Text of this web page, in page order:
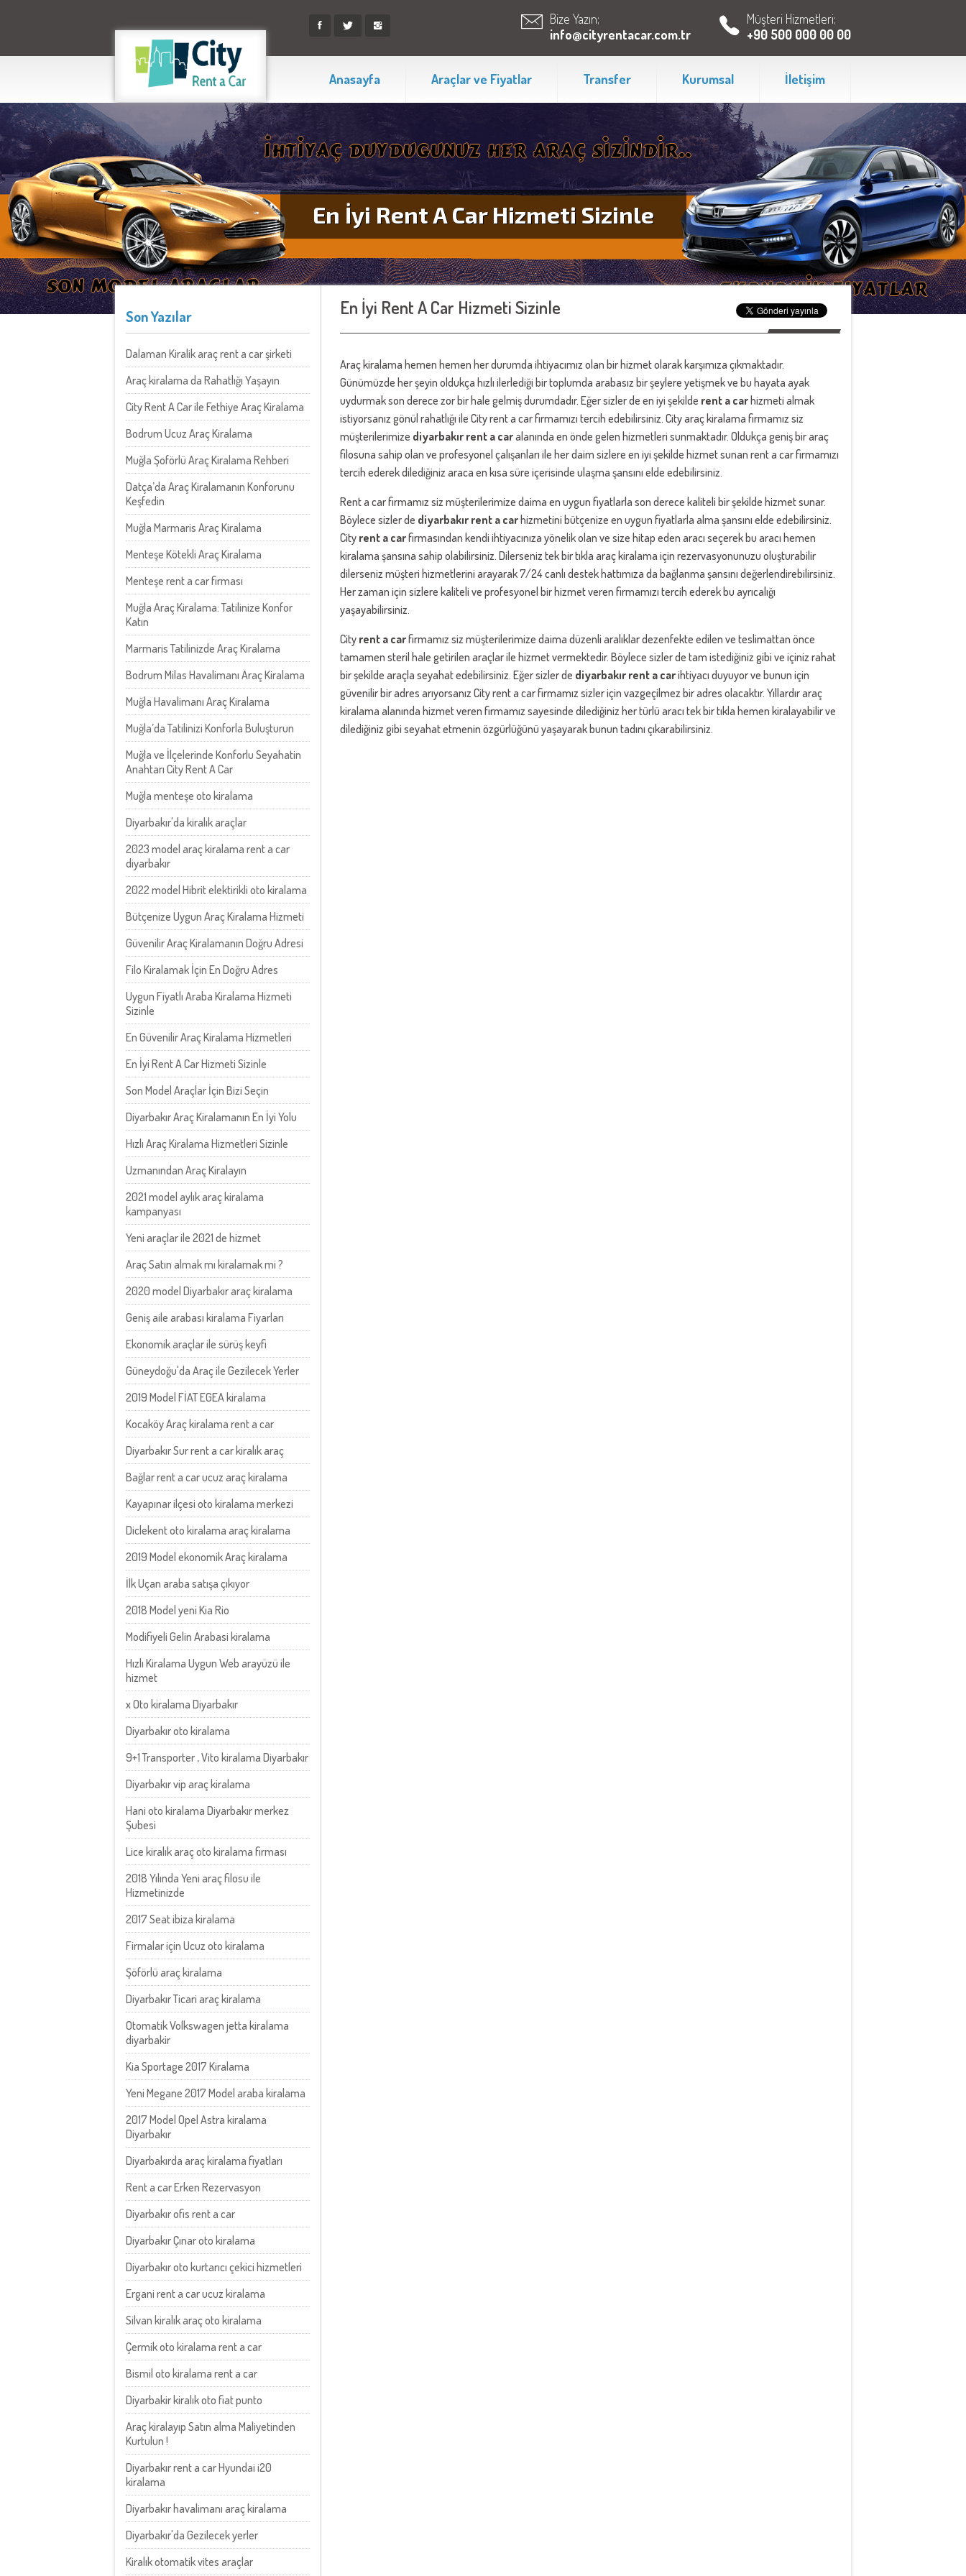
Bize Yazın;
info@cityrentacar.com.tr
Müşteri Hizmetleri;
+90 500 000 00 00
Anasayfa Araçlar ve Fiyatlar Transfer Kurumsal İletişim
En İyi Rent A Car Hizmeti Sizinle
En İyi Rent A Car Hizmeti Sizinle
Araç kiralama hemen hemen her durumda ihtiyacımız olan bir hizmet olarak karşımıza çıkmaktadır.
Günümüzde her şeyin oldukça hızlı ilerlediği bir toplumda arabasız bir şeylere yetişmek ve bu hayata ayak
uydurmak son derece zor bir hale gelmiş durumdadır. Eğer sizler de en iyi şekilde rent a carhizmeti almak
istiyorsanız gönül rahatlığı ile City rent a car firmamızı tercih edebilirsiniz. City araç kiralama firmamız siz
müşterilerimize diyarbakır rent a caralanında en önde gelen hizmetleri sunmaktadır. Oldukça geniş bir araç
filosuna sahip olan ve profesyonel çalışanları ile her daim sizlere en iyi şekilde hizmet sunan rent a car firmamızı
tercih ederek dilediğiniz araca en kısa süre içerisinde ulaşma şansını elde edebilirsiniz.
Rent a car firmamız siz müşterilerimize daima en uygun fiyatlarla son derece kaliteli bir şekilde hizmet sunar.
Böylece sizler de diyarbakır rent a carhizmetini bütçenize en uygun fiyatlarla alma şansını elde edebilirsiniz.
City rent a carfirmasından kendi ihtiyacınıza yönelik olan ve size hitap eden aracı seçerek bu aracı hemen
kiralama şansına sahip olabilirsiniz. Dilerseniz tek bir tıkla araç kiralama için rezervasyonunuzu oluşturabilir
dilerseniz müşteri hizmetlerini arayarak 7/24 canlı destek hattımıza da bağlanma şansını değerlendirebilirsiniz.
Her zaman için sizlere kaliteli ve profesyonel bir hizmet veren firmamızı tercih ederek bu ayrıcalığı
yaşayabilirsiniz.
City rent a carfirmamız siz müşterilerimize daima düzenli aralıklar dezenfekte edilen ve teslimattan önce
tamamen steril hale getirilen araçlar ile hizmet vermektedir. Böylece sizler de tam istediğiniz gibi ve içiniz rahat
bir şekilde araçla seyahat edebilirsiniz. Eğer sizler de diyarbakır rent a carihtiyacı duyuyor ve bunun için
güvenilir bir adres arıyorsanız City rent a car firmamız sizler için vazgeçilmez bir adres olacaktır. Yıllardır araç
kiralama alanında hizmet veren firmamız sayesinde dilediğiniz her türlü aracı tek bir tıkla hemen kiralayabilir ve
dilediğiniz gibi seyahat etmenin özgürlüğünü yaşayarak bunun tadını çıkarabilirsiniz.
Son Yazılar
Dalaman Kiralik araç rent a car şirketi
Araç kiralama da Rahatlığı Yaşayın
City Rent A Car ile Fethiye Araç Kiralama
Bodrum Ucuz Araç Kiralama
Muğla Şoförlü Araç Kiralama Rehberi
Datça’da Araç Kiralamanın Konforunu
Keşfedin
Muğla Marmaris Araç Kiralama
Menteşe Kötekli Araç Kiralama
Menteşe rent a car firması
Muğla Araç Kiralama: Tatilinize Konfor
Katın
Marmaris Tatilinizde Araç Kiralama
Bodrum Milas Havalimanı Araç Kiralama
Muğla Havalimanı Araç Kiralama
Muğla’da Tatilinizi Konforla Buluşturun
Muğla ve İlçelerinde Konforlu Seyahatin
Anahtarı City Rent A Car
Muğla menteşe oto kiralama
Diyarbakır'da kiralık araçlar
2023 model araç kiralama rent a car
diyarbakır
2022 model Hibrit elektirikli oto kiralama
Bütçenize Uygun Araç Kiralama Hizmeti
Güvenilir Araç Kiralamanın Doğru Adresi
Filo Kiralamak İçin En Doğru Adres
Uygun Fiyatlı Araba Kiralama Hizmeti
Sizinle
En Güvenilir Araç Kiralama Hizmetleri
En İyi Rent A Car Hizmeti Sizinle
Son Model Araçlar İçin Bizi Seçin
Diyarbakır Araç Kiralamanın En İyi Yolu
Hızlı Araç Kiralama Hizmetleri Sizinle
Uzmanından Araç Kiralayın
2021 model aylık araç kiralama
kampanyası
Yeni araçlar ile 2021 de hizmet
Araç Satın almak mı kiralamak mi ?
2020 model Diyarbakır araç kiralama
Geniş aile arabası kiralama Fiyarları
Ekonomik araçlar ile sürüş keyfi
Güneydoğu'da Araç ile Gezilecek Yerler
2019 Model FİAT EGEA kiralama
Kocaköy Araç kiralama rent a car
Diyarbakır Sur rent a car kiralık araç
Bağlar rent a car ucuz araç kiralama
Kayapınar ilçesi oto kiralama merkezi
Diclekent oto kiralama araç kiralama
2019 Model ekonomik Araç kiralama
İlk Uçan araba satışa çıkıyor
2018 Model yeni Kia Rio
Modifiyeli Gelin Arabasi kiralama
Hızlı Kiralama Uygun Web arayüzü ile
hizmet
x Oto kiralama Diyarbakır
Diyarbakır oto kiralama
9+1 Transporter , Vito kiralama Diyarbakır
Diyarbakır vip araç kiralama
Hani oto kiralama Diyarbakır merkez
Şubesi
Lice kiralık araç oto kiralama firması
2018 Yılında Yeni araç filosu ile
Hizmetinizde
2017 Seat ibiza kiralama
Firmalar için Ucuz oto kiralama
Şöförlü araç kiralama
Diyarbakır Ticari araç kiralama
Otomatik Volkswagen jetta kiralama
diyarbakir
Kia Sportage 2017 Kiralama
Yeni Megane 2017 Model araba kiralama
2017 Model Opel Astra kiralama
Diyarbakır
Diyarbakırda araç kiralama fiyatları
Rent a car Erken Rezervasyon
Diyarbakır ofis rent a car
Diyarbakır Çınar oto kiralama
Diyarbakır oto kurtarıcı çekici hizmetleri
Ergani rent a car ucuz kiralama
Silvan kiralık araç oto kiralama
Çermik oto kiralama rent a car
Bismil oto kiralama rent a car
Diyarbakir kiralık oto fiat punto
Araç kiralayıp Satın alma Maliyetinden
Kurtulun !
Diyarbakır rent a car Hyundai i20
kiralama
Diyarbakır havalimanı araç kiralama
Diyarbakır'da Gezilecek yerler
Kiralık otomatik vites araçlar